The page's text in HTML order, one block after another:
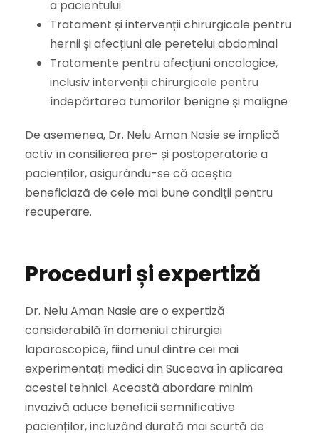
a pacientului
Tratament și intervenții chirurgicale pentru
hernii și afecțiuni ale peretelui abdominal
Tratamente pentru afecțiuni oncologice,
inclusiv intervenții chirurgicale pentru
îndepărtarea tumorilor benigne și maligne
De asemenea, Dr. Nelu Aman Nasie se implică
activ în consilierea pre- și postoperatorie a
pacienților, asigurându-se că aceștia
beneficiază de cele mai bune condiții pentru
recuperare.
Proceduri și expertiză
Dr. Nelu Aman Nasie are o expertiză
considerabilă în domeniul chirurgiei
laparoscopice, fiind unul dintre cei mai
experimentați medici din Suceava în aplicarea
acestei tehnici. Această abordare minim
invazivă aduce beneficii semnificative
pacienților, incluzând durată mai scurtă de